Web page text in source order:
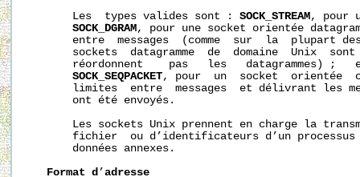
       Les  types valides sont :
SOCK_STREAM, pour
SOCK_DGRAM, pour une socket orientée
entre  messages  (comme  sur  la  plupart
sockets  datagramme  de  domaine  Unix
réordonnent    pas   les   datagrammes) ;
SOCK_SEQPACKET, pour  un  socket  orientée
limites  entre  messages  et délivrant les
       ont été envoyés.
Les sockets Unix prennent en charge la
fichier  ou d’identificateurs d’un
       données annexes.
Format d’ adresse